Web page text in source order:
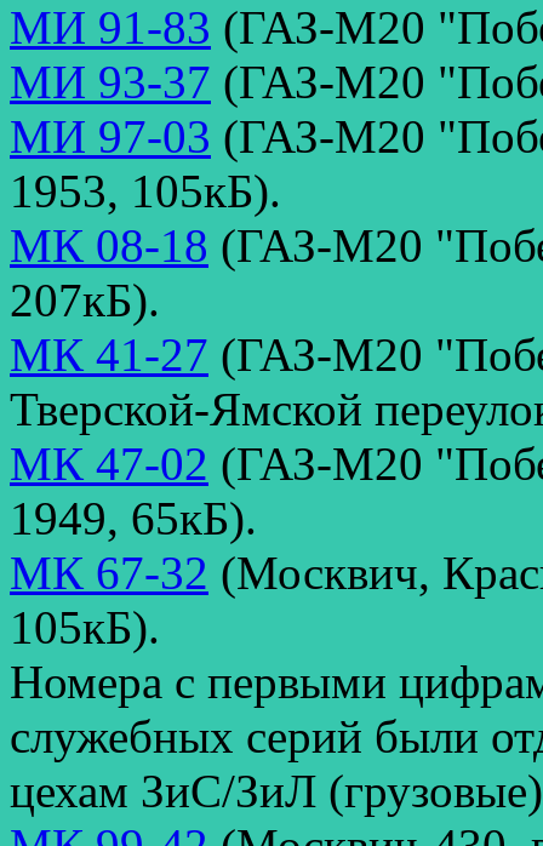
МИ 91-83 (ГАЗ-М20
МИ 93-37 (ГАЗ-М20
МИ 97-03 (ГАЗ-М20
1953, 105кБ).
МК 08-18 (ГАЗ-М20
207кБ).
МК 41-27 (ГАЗ-М20
Тверской-Ямской
МК 47-02 (ГАЗ-М20
1949, 65кБ).
МК 67-32 (Москвич,
105кБ).
Номера с первыми
служебных серий были
цехам ЗиС/ЗиЛ